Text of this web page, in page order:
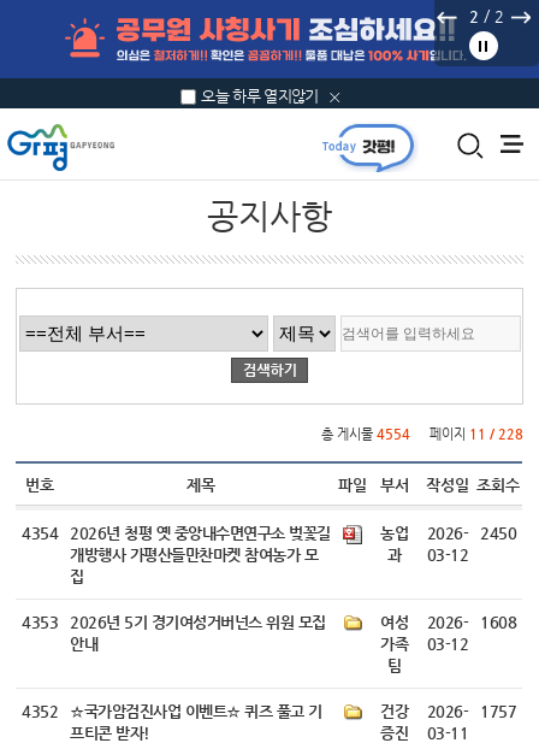
2 / 2
오늘 하루 열지않기
공지사항
총 게시물 4554 페이지 11 / 228
번호 제목 파일 부서 작성일 조회수
4354
2026년 청평 옛 중앙내수면연구소 벚꽃길
개방행사 가평산들만찬마켓 참여농가 모
집
농업
과
2026-
03-12
2450
4353
2026년 5기 경기여성거버넌스 위원 모집
안내
여성
가족
팀
2026-
03-12
1608
4352
☆국가암검진사업 이벤트☆ 퀴즈 풀고 기
프티콘 받자!
건강
증진
2026-
03-11
1757